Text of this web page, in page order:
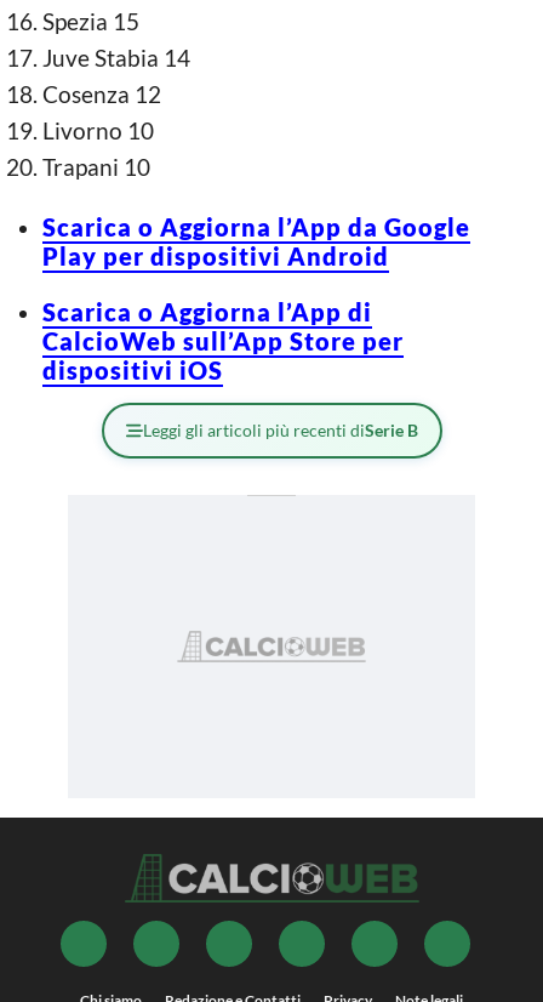
Spezia 15
Juve Stabia 14
Cosenza 12
Livorno 10
Trapani 10
Scarica o Aggiorna l’App da Google
Play per dispositivi Android
Scarica o Aggiorna l’App di
CalcioWeb sull’App Store per
dispositivi iOS
Leggi gli articoli più recenti diSerie B